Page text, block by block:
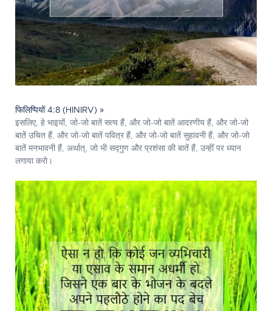
फिलिप्पियों 4:8 (HINIRV) »
इसलिए, हे भाइयों, जो-जो बातें सत्य हैं, और जो-जो बातें आदरणीय हैं, और जो-जो
बातें उचित हैं, और जो-जो बातें पवित्र हैं, और जो-जो बातें सुहावनी हैं, और जो-जो
बातें मनभावनी हैं, अर्थात्, जो भी सद्‍गुण और प्रशंसा की बातें हैं, उन्हीं पर ध्यान
लगाया करो।